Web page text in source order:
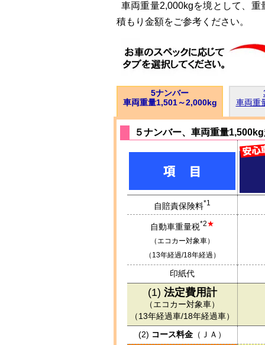
車両重量2,000kgを境として、
積もり金額をご参考ください。
5ナンバー
車両重量1,501～2,000kg
車両重
５ナンバー、車両重量
自賠責保険料*1
自動車重量税*2★
（エコカー対象車）
（13年経過/18年経過）
印紙代
(1) 法定費用計
（エコカー対象車）
（13年経過車/18年経過車）
(2) コース料金 （ ＪＡ ）